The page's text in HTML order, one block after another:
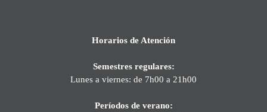
Horarios de Atención
Semestres regulares:
Lunes a viernes: de 7h00 a 21h00
Períodos de verano: